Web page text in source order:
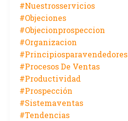
#nuestrosservicios
#objeciones
#objecionprospeccion
#organizacion
#principiosparavendedores
#procesos De Ventas
#productividad
#prospección
#sistemaventas
#tendencias